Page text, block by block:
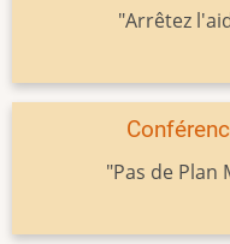
"Arrêtez
"Pas de